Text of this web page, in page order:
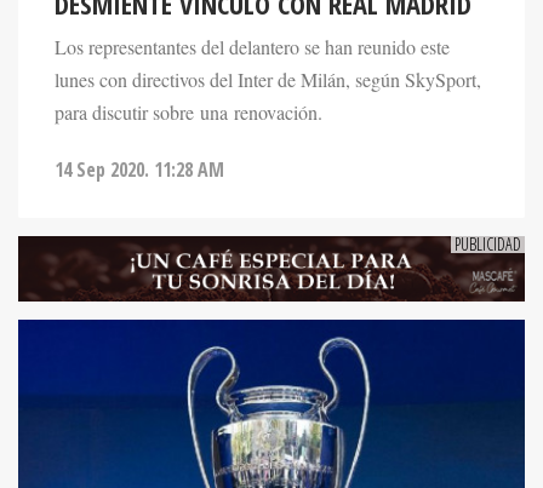
Los representantes del delantero se han reunido este
lunes con directivos del Inter de Milán, según SkySport,
para discutir sobre una renovación.
14 Sep 2020. 11:28 AM